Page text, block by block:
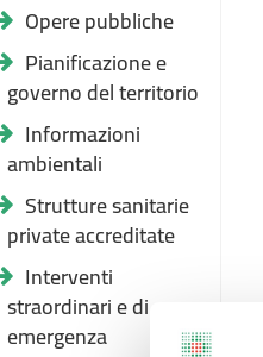
Opere pubbliche
Pianificazione e
governo del territorio
Informazioni
ambientali
Strutture sanitarie
private accreditate
Interventi
straordinari e di
emergenza